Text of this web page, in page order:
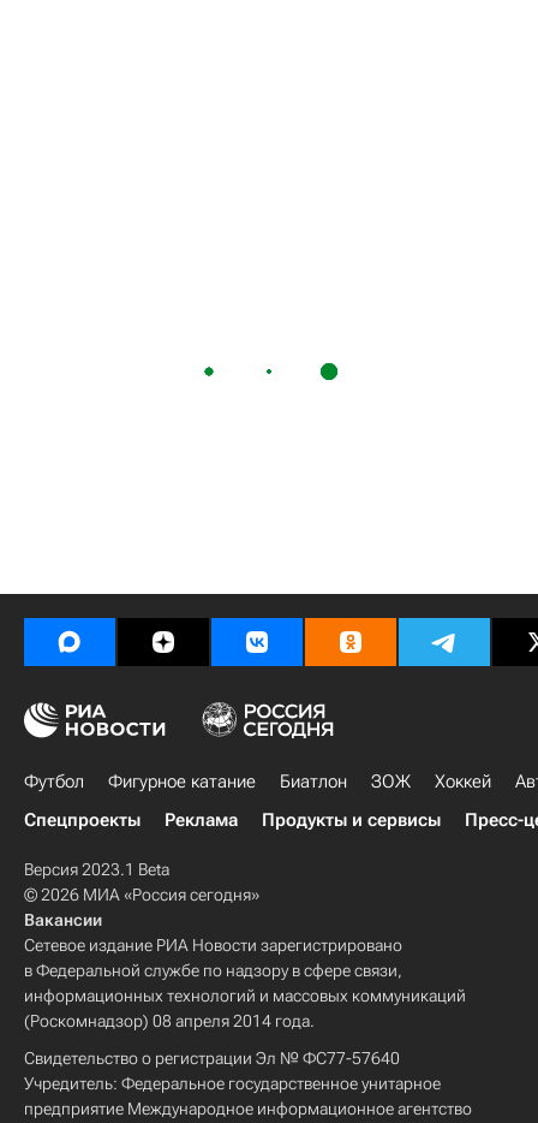
Футбол Фигурное катание Биатлон ЗОЖ Хоккей
Спецпроекты
Реклама Продукты и сервисы Пресс-
Версия 2023.1 Beta
© 2026 МИА «Россия сегодня»
Вакансии
Сетевое издание РИА Новости зарегистрировано
в Федеральной службе по надзору в сфере связи,
информационных технологий и массовых коммуникаций
(Роскомнадзор) 08 апреля 2014 года.
Свидетельство о регистрации Эл № ФС77-57640
Учредитель: Федеральное государственное унитарное
предприятие Международное информационное агентство